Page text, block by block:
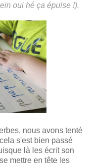
oui hé ça épuise !).
nous avons tenté
s'est bien passé
là les écrit son
mettre en tête les